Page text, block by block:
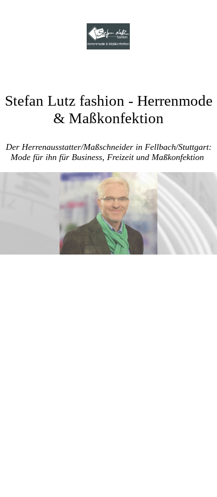
Stefan Lutz fashion - Herrenmode
& Maßkonfektion
Der Herrenausstatter/Maßschneider in Fellbach/Stuttgart:
Mode für ihn für Business, Freizeit und Maßkonfektion